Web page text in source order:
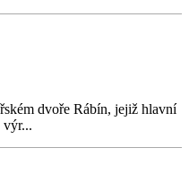
dvoře Rábín, jejiž hlavní
výr...